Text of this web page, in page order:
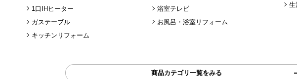
1口IHヒーター
ガステーブル
キッチンリフォーム
浴室テレビ
お風呂・浴室リフォーム
生
商品カテゴリ一覧をみる